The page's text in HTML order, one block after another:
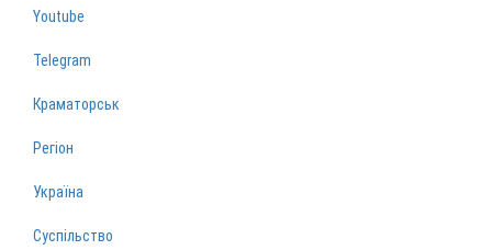
Youtube
Telegram
Краматорськ
Регіон
Україна
Суспільство